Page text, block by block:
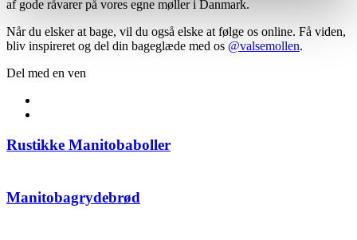
af gode råvarer på vores egne møller i Danmark.
Når du elsker at bage, vil du også elske at følge os online. Få viden,
bliv inspireret og del din bageglæde med os @valsemollen.
Del med en ven
Rustikke Manitobaboller
Manitobagrydebrød